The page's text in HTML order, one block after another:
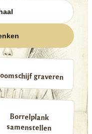
graveren
Borrelplank
samenstellen